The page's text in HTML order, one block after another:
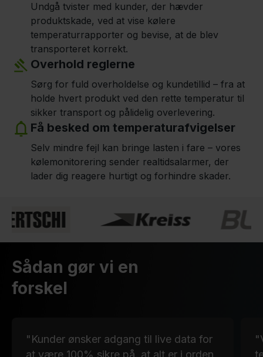
Undgå tvister med kunder, der hævder
produktskade, ved at vise kølere
temperaturrapporter og bevise, at de blev
transporteret korrekt.
Overhold reglerne
Sørg for fuld overholdelse og kundetillid – fra at
holde hvert produkt ved den rette temperatur til
sikker transport og pålidelig overlevering.
Få besked om temperaturafvigelser
Selv mindre fejl kan bringe lasten i fare – vores
kølemonitorering sender realtidsalarmer, der
lader dig reagere hurtigt og forhindre skader.
Sådan gør vi en
forskel
"Kunder ønsker adgang til live data for
at være 100% sikre på, at alt er i orden